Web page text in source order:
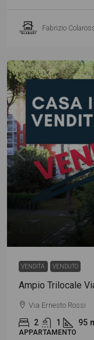
Fabrizio
VENDITA VENDUTO
Ampio Trilocale
Via Ernesto Rossi
2 1 95
APPARTAMENTO